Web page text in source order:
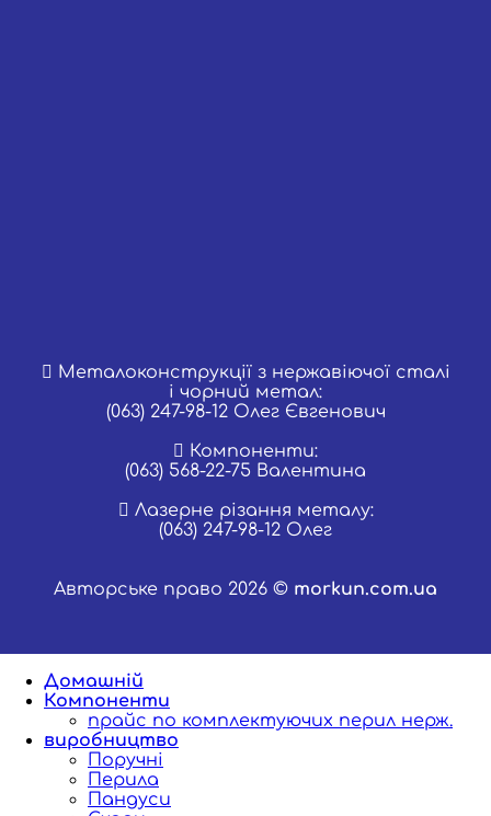
Металоконструкції з нержавіючої сталі
і чорний метал:
(063) 247-98-12 Олег Євгенович
Компоненти:
(063) 568-22-75 Валентина
Лазерне різання металу:
(063) 247-98-12 Олег
Авторське право 2026 © morkun.com.ua
Домашній
Компоненти
прайс по комплектуючих перил нерж.
виробництво
Поручні
Перила
Пандуси